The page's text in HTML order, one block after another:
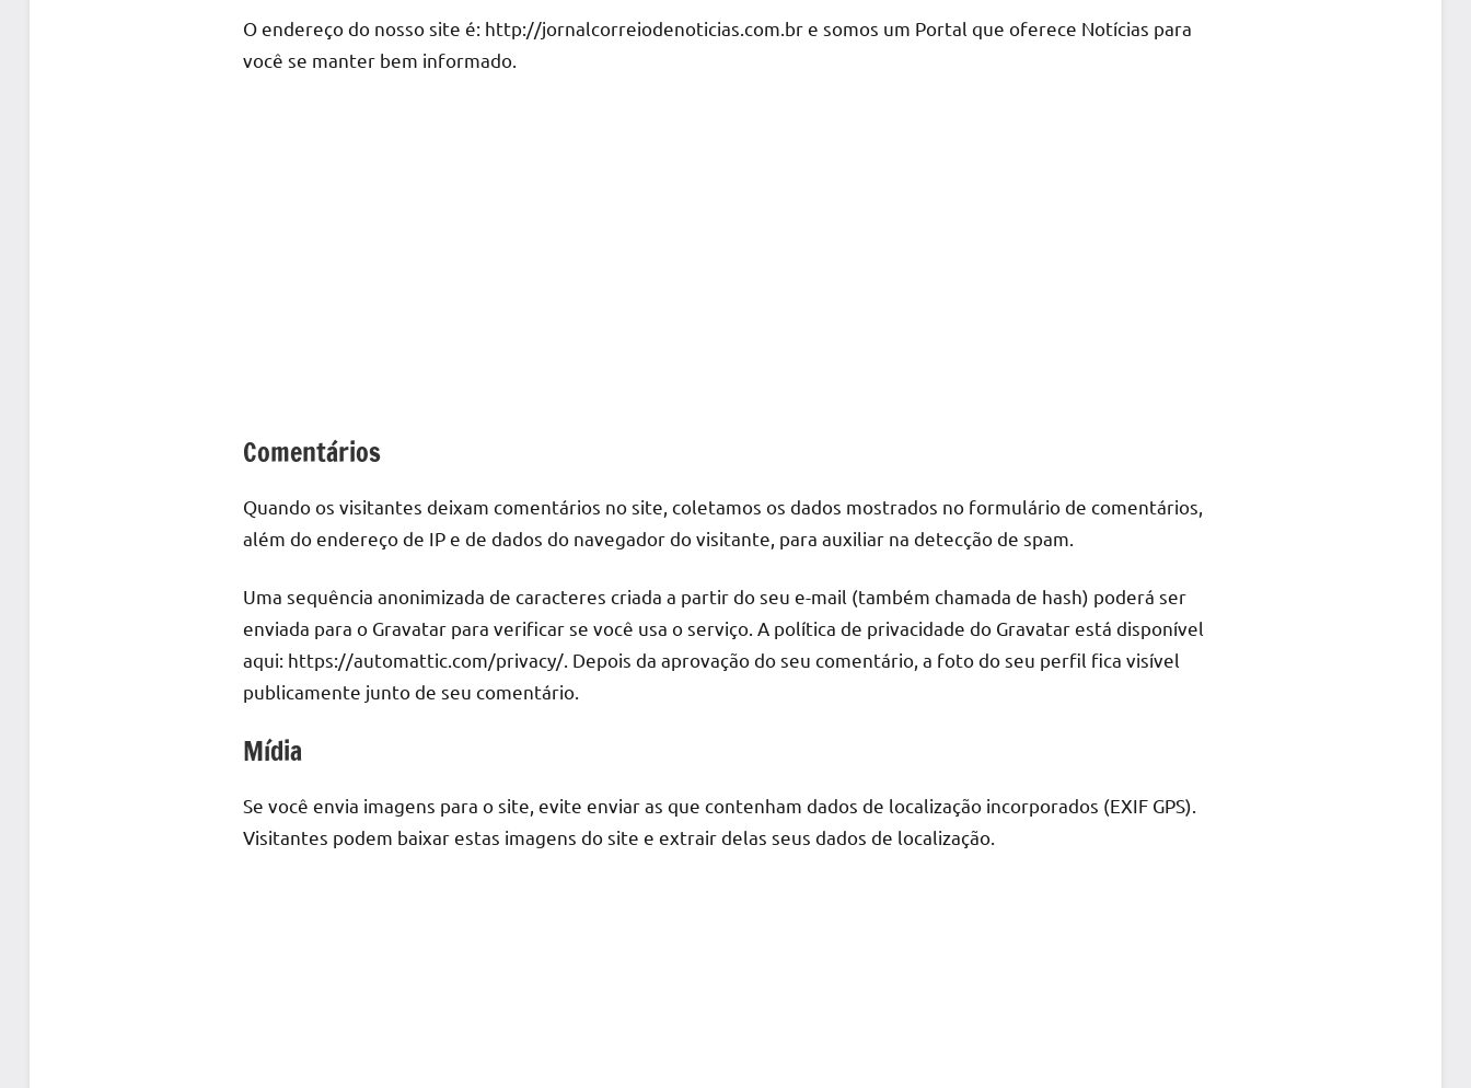
O endereço do nosso site é: http://jornalcorreiodenoticias.com.br e somos um Portal que oferece Notícias para
você se manter bem informado.
Comentários
Quando os visitantes deixam comentários no site, coletamos os dados mostrados no formulário de comentários,
além do endereço de IP e de dados do navegador do visitante, para auxiliar na detecção de spam.
Uma sequência anonimizada de caracteres criada a partir do seu e-mail (também chamada de hash) poderá ser
enviada para o Gravatar para verificar se você usa o serviço. A política de privacidade do Gravatar está disponível
aqui: https://automattic.com/privacy/. Depois da aprovação do seu comentário, a foto do seu perfil fica visível
publicamente junto de seu comentário.
Mídia
Se você envia imagens para o site, evite enviar as que contenham dados de localização incorporados (EXIF GPS).
Visitantes podem baixar estas imagens do site e extrair delas seus dados de localização.